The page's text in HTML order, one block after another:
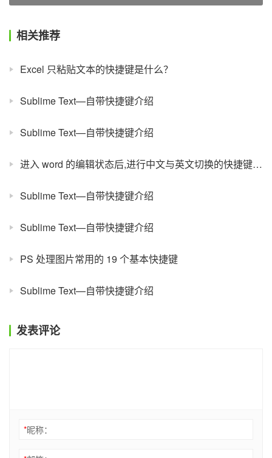
相关推荐
Excel 只粘贴文本的快捷键是什么？
Sublime Text—自带快捷键介绍
Sublime Text—自带快捷键介绍
进入 word 的编辑状态后,进行中文与英文切换的快捷键是什么？
Sublime Text—自带快捷键介绍
Sublime Text—自带快捷键介绍
PS 处理图片常用的 19 个基本快捷键
Sublime Text—自带快捷键介绍
发表评论
*昵称：